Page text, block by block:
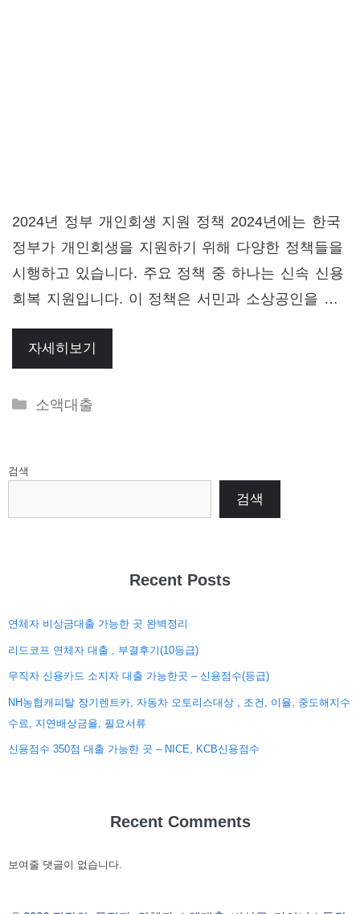
2024년 정부 개인회생 지원 정책 2024년에는 한국
정부가 개인회생을 지원하기 위해 다양한 정책들을
시행하고 있습니다. 주요 정책 중 하나는 신속 신용
회복 지원입니다. 이 정책은 서민과 소상공인을 …
자세히보기
Categories
소액대출
검색
검색
Recent Posts
연체자 비상금대출 가능한 곳 완벽정리
리드코프 연체자 대출 , 부결후기(10등급)
무직자 신용카드 소지자 대출 가능한곳 – 신용점수(등급)
NH농협캐피탈 장기렌트카, 자동차 오토리스대상 , 조건, 이율, 중도해지수
수료, 지연배상금율, 필요서류
신용점수 350점 대출 가능한 곳 – NICE, KCB신용점수
Recent Comments
보여줄 댓글이 없습니다.